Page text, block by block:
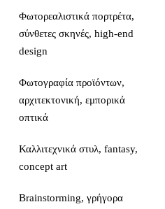
Φωτορεαλιστικά πορτρέτα,
σύνθετες σκηνές, high-end
design
Φωτογραφία προϊόντων,
αρχιτεκτονική, εμπορικά
οπτικά
Καλλιτεχνικά στυλ, fantasy,
concept art
Brainstorming, γρήγορα